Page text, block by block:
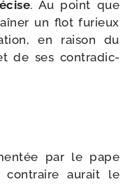
. Au point que
un flot furieux
en rai­son du
de ses contra­dic­
par le pape
aurait le